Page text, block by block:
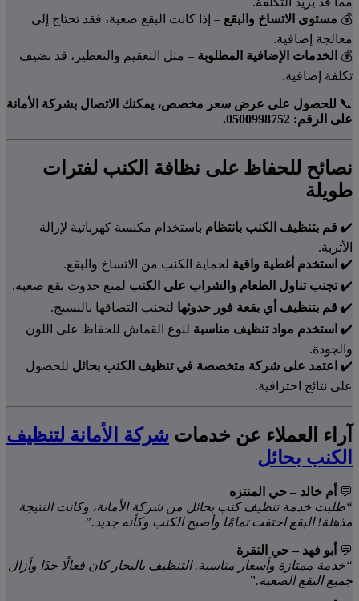
💰 مستوى الاتساخ والبقع – إذا كانت البقع صعبة، فقد تحتاج إلى
معالجة إضافية.
💰 الخدمات الإضافية المطلوبة – مثل التعقيم والتعطير، قد تضيف
تكلفة إضافية.
📞 للحصول على عرض سعر مخصص، يمكنك الاتصال بشركة الأمانة
على الرقم: 0500998752.
نصائح للحفاظ على نظافة الكنب لفترات
طويلة
✔️ قم بتنظيف الكنب بانتظام باستخدام مكنسة كهربائية لإزالة
الأتربة.
✔️ استخدم أغطية واقية لحماية الكنب من الاتساخ والبقع.
✔️تجنب تناول الطعام والشراب على الكنب لمنع حدوث بقع صعبة.
✔️ قم بتنظيف أي بقعة فور حدوثها لتجنب التصاقها بالنسيج.
✔️ استخدم مواد تنظيف مناسبة لنوع القماش للحفاظ على اللون
والجودة.
✔️ اعتمد على شركة متخصصة في تنظيف الكنب بحائل للحصول
على نتائج احترافية.
آراء العملاء عن خدمات شركة الأمانة لتنظيف
الكنب بحائل
💬 أم خالد – حي المنتزه
“طلبت خدمة تنظيف كنب بحائل من شركة الأمانة، وكانت النتيجة
مذهلة! البقع اختفت تمامًا وأصبح الكنب وكأنه جديد.”
💬 أبو فهد – حي النقرة
“خدمة ممتازة وأسعار مناسبة. التنظيف بالبخار كان فعالًا جدًا وأزال
جميع البقع الصعبة.”